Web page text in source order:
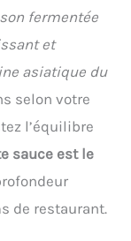
fermentée
et
asiatique du
selon votre
l’équilibre
sauce est le
de restaurant.